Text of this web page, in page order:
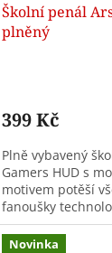
Školní penál
plněný
399 Kč
Plně vybavený
Gamers HUD s
motivem potěší
fanoušky
uspořádání a
ideální...
Novinka